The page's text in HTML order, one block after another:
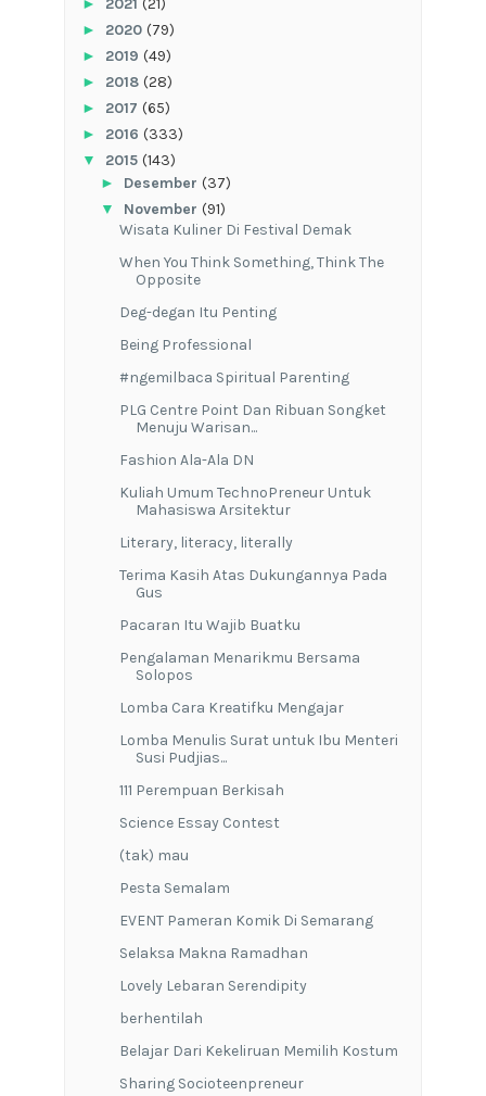
2021 (21)
► 2020 (79)
► 2019 (49)
► 2018 (28)
► 2017 (65)
► 2016 (333)
▼ 2015 (143)
► Desember (37)
▼ November (91)
Wisata Kuliner Di Festival Demak
When You Think Something, Think The
Opposite
Deg-degan Itu Penting
Being Professional
#ngemilbaca Spiritual Parenting
PLG Centre Point Dan Ribuan Songket
Menuju Warisan...
Fashion Ala-Ala DN
Kuliah Umum TechnoPreneur Untuk
Mahasiswa Arsitektur
Literary, literacy, literally
Terima Kasih Atas Dukungannya Pada
Gus
Pacaran Itu Wajib Buatku
Pengalaman Menarikmu Bersama
Solopos
Lomba Cara Kreatifku Mengajar
Lomba Menulis Surat untuk Ibu Menteri
Susi Pudjias...
111 Perempuan Berkisah
Science Essay Contest
(tak) mau
Pesta Semalam
EVENT Pameran Komik Di Semarang
Selaksa Makna Ramadhan
Lovely Lebaran Serendipity
berhentilah
Belajar Dari Kekeliruan Memilih Kostum
Sharing Socioteenpreneur